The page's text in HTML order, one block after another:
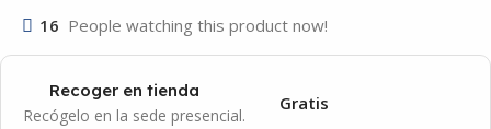
16 People watching this product now!
Recoger en tienda
Recógelo en la sede presencial.
Gratis